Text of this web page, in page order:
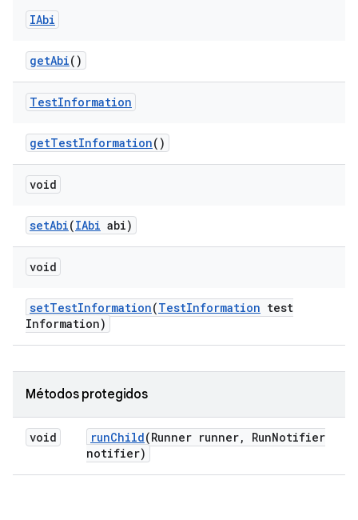
IAbi
getAbi()
TestInformation
getTestInformation()
void
setAbi(IAbi abi)
void
setTestInformation(TestInformation test
Information)
Métodos protegidos
void runChild(Runner runner, RunNotifier
notifier)